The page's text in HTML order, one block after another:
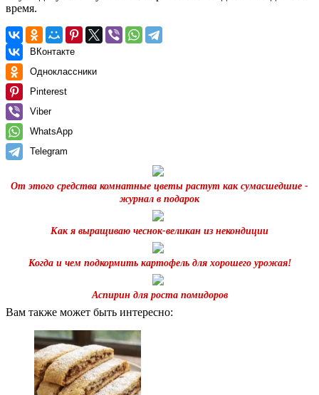
время.
ВКонтакте
Одноклассники
Pinterest
Viber
WhatsApp
Telegram
От этого средства комнатные цветы растут как сумасшедшие -
журнал в подарок
Как я выращиваю чеснок-великан из некондиции
Когда и чем подкормить картофель для хорошего урожая!
Аспирин для роста помидоров
Вам также может быть интересно: